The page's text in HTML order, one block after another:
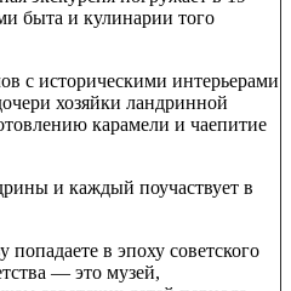
быта и кулинарии того
с историческими интерьерами
хозяйки ландринной
карамели и чаепитие
и каждый поучаствует в
попадаете в эпоху советского
— это музей,